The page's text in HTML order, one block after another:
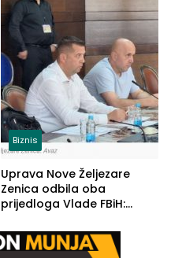
Biznis
Uprava Nove Željezare
Zenica odbila oba
prijedloga Vlade FBiH:
rješenje